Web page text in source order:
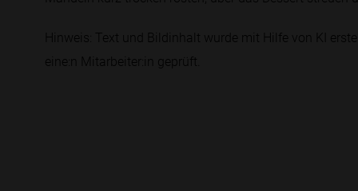
Hinweis: Text und Bildinhalt wurde mit Hilfe von KI
eine:n Mitarbeiter:in geprüft.